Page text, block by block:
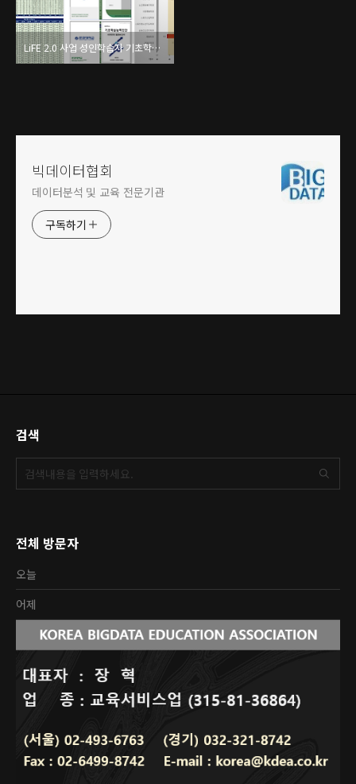
LiFE 2.0 사업 성인학습자 기초학습능력진단 진행 대학 모집
빅데이터협회
데이터분석 및 교육 전문기관
구독하기
검색
전체 방문자
오늘
어제